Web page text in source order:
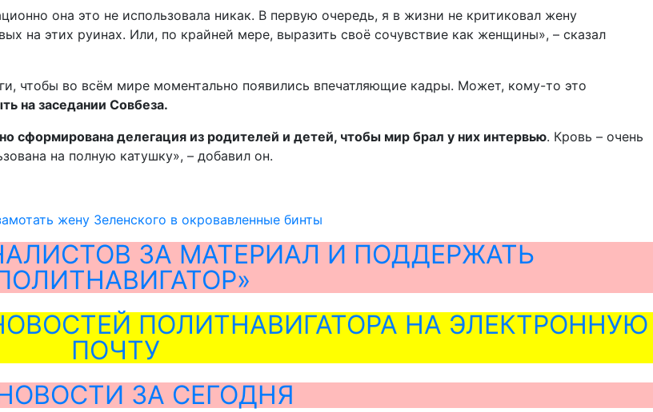
она это не использовала никак. В первую очередь, я в жизни не критиковал жену
на этих руинах. Или, по крайней мере, выразить своё сочувствие как женщины», – сказал
чтобы во всём мире моментально появились впечатляющие кадры. Может, кому-то это
на заседании Совбеза.
сформирована делегация из родителей и детей, чтобы мир брал у них интервью. Кровь – очень
на полную катушку», – добавил он.
жену Зеленского в окровавленные бинты
ЗА МАТЕРИАЛ И ПОДДЕРЖАТЬ
ПОЛИТНАВИГАТОРА НА ЭЛЕКТРОННУЮ
ПОЧТУ
ЗА СЕГОДНЯ